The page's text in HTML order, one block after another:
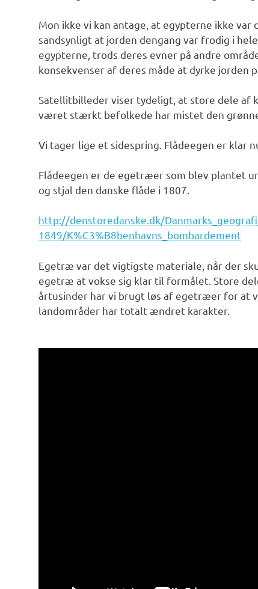
Mon ikke vi kan antage, at egypterne ikke
sandsynligt at jorden dengang var frodig i
egypterne, trods deres evner på andre
konsekvenser af deres måde at dyrke jorden
Satellitbilleder viser tydeligt, at store dele af
været stærkt befolkede har mistet den
Vi tager lige et sidespring. Flådeegen er klar
Flådeegen er de egetræer som blev plantet
og stjal den danske flåde i 1807.
http://denstoredanske.dk/
1849/K%C3%B8benhavns_bombardement
Egetræ var det vigtigste materiale, når der
egetræ at vokse sig klar til formålet. Store
årtusinder har vi brugt løs af egetræer for at
landområder har totalt ændret karakter.